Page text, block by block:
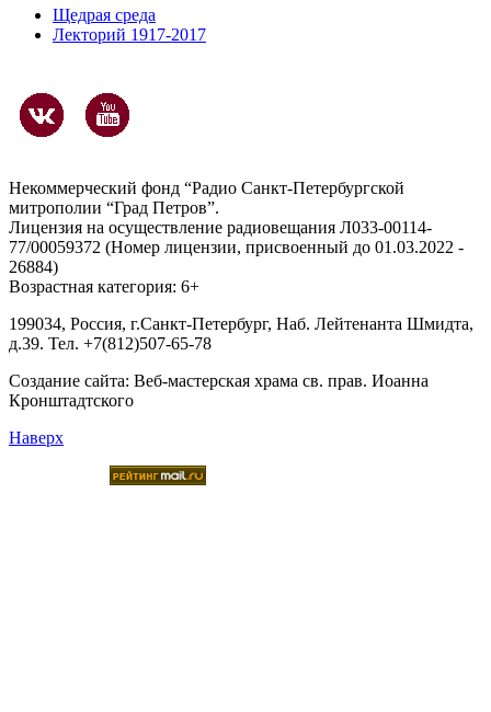
Щедрая среда
Лекторий 1917-2017
Некоммерческий фонд “Радио Санкт-Петербургской
митрополии “Град Петров”.
Лицензия на осуществление радиовещания Л033-00114-
77/00059372 (Номер лицензии, присвоенный до 01.03.2022 -
26884)
Возрастная категория: 6+
199034, Россия, г.Санкт-Петербург, Наб. Лейтенанта Шмидта,
д.39. Тел. +7(812)507-65-78
Создание сайта: Веб-мастерская храма св. прав. Иоанна
Кронштадтского
Наверх